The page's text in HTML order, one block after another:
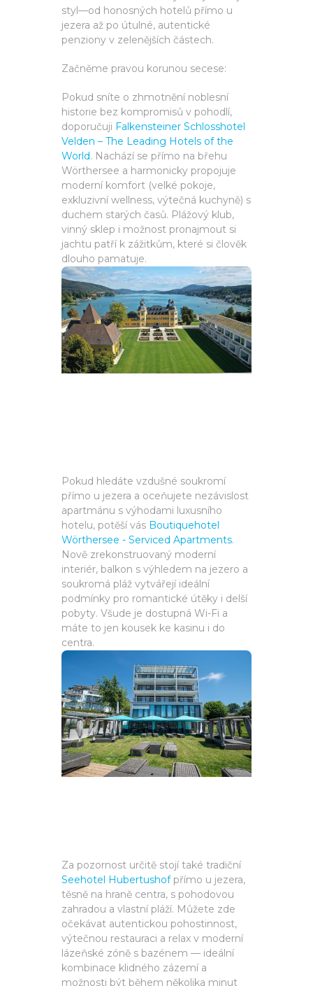
styl—od honosných hotelů přímo u
jezera až po útulné, autentické
penziony v zelenějších částech.
Začněme pravou korunou secese:
Pokud sníte o zhmotnění noblesní
historie bez kompromisů v pohodlí,
doporučuji Falkensteiner Schlosshotel
Velden – The Leading Hotels of the
World. Nachází se přímo na břehu
Wörthersee a harmonicky propojuje
moderní komfort (velké pokoje,
exkluzivní wellness, výtečná kuchyně) s
duchem starých časů. Plážový klub,
vinný sklep i možnost pronajmout si
jachtu patří k zážitkům, které si člověk
dlouho pamatuje.
Pokud hledáte vzdušné soukromí
přímo u jezera a oceňujete nezávislost
apartmánu s výhodami luxusního
hotelu, potěší vás Boutiquehotel
Wörthersee - Serviced Apartments.
Nově zrekonstruovaný moderní
interiér, balkon s výhledem na jezero a
soukromá pláž vytvářejí ideální
podmínky pro romantické útěky i delší
pobyty. Všude je dostupná Wi-Fi a
máte to jen kousek ke kasinu i do
centra.
Za pozornost určitě stojí také tradiční
Seehotel Hubertushofpřímo u jezera,
těsně na hraně centra, s pohodovou
zahradou a vlastní pláží. Můžete zde
očekávat autentickou pohostinnost,
výtečnou restauraci a relax v moderní
lázeňské zóně s bazénem — ideální
kombinace klidného zázemí a
možnosti být během několika minut